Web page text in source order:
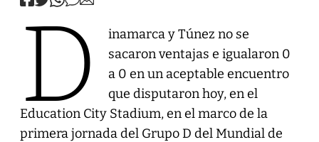
D
inamarca y Túnez no se
sacaron ventajas e igualaron 0
a 0 en un aceptable encuentro
que disputaron hoy, en el
Education City Stadium, en el marco de la
primera jornada del Grupo D del Mundial de